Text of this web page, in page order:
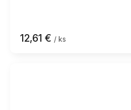
12,61 € / ks